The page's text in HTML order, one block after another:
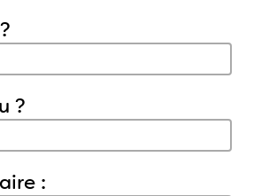
?
: